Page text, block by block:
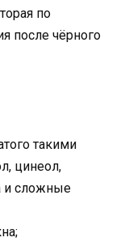
по
после чёрного
такими
цинеол,
и сложные